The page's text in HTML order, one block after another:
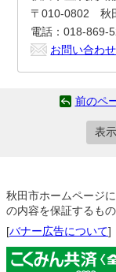
〒010-0802 秋
電話：018-869-
お問い合わ
前のペ
表示
秋田市ホームページ
の内容を保証するも
[バナー広告について]